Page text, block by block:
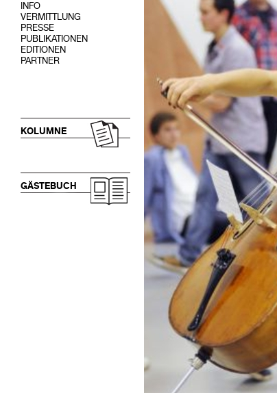
INFO
VERMITTLUNG
PRESSE
PUBLIKATIONEN
EDITIONEN
PARTNER
KOLUMNE
GÄSTEBUCH